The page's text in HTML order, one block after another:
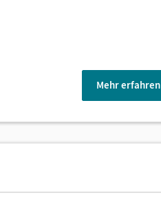
Mehr erfahren